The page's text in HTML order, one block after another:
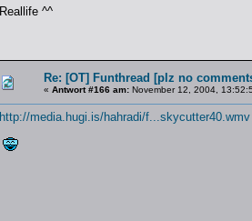
Reallife ^^
Re: [OT] Funthread [plz no
« Antwort #166 am: November 12, 2004,
http://media.hugi.is/hahradi/f...skycutter40.wmv